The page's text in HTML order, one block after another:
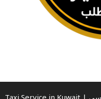
© 2026 Al Taiyar Call Taxi- كيو تاكسي | Taxi Service in Kuwait